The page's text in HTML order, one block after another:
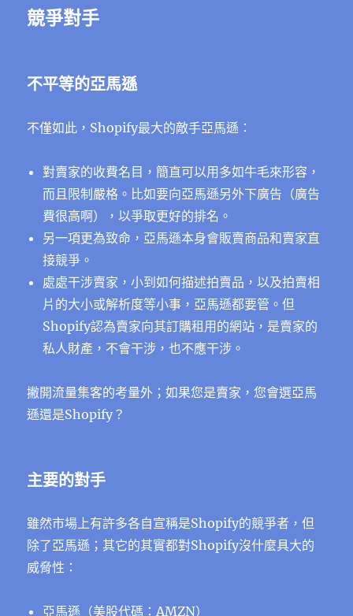
競爭對手
不平等的亞馬遜
不僅如此，Shopify最大的敵手亞馬遜：
對賣家的收費名目，簡直可以用多如牛毛來形容，
而且限制嚴格。比如要向亞馬遜另外下廣告（廣告
費很高啊），以爭取更好的排名。
另一項更為致命，亞馬遜本身會販賣商品和賣家直
接競爭。
處處干涉賣家，小到如何描述拍賣品，以及拍賣相
片的大小或解析度等小事，亞馬遜都要管。但
Shopify認為賣家向其訂購租用的網站，是賣家的
私人財產，不會干涉，也不應干涉。
撇開流量集客的考量外；如果您是賣家，您會選亞馬
遜還是Shopify？
主要的對手
雖然市場上有許多各自宣稱是Shopify的競爭者，但
除了亞馬遜；其它的其實都對Shopify沒什麼具大的
威脅性：
亞馬遜（美股代碼：AMZN）